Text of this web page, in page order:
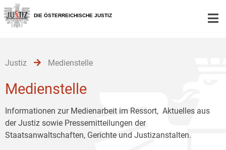
Zur
Hauptnavigation
[1]
Zum
Inhalt
[2]
Zum
Untermenü
[3]
DIE ÖSTERREICHISCHE JUSTIZ
Justiz Medienstelle
Medienstelle
Informationen zur Medienarbeit im Ressort, Aktuelles aus
der Justiz sowie Pressemitteilungen der
Staatsanwaltschaften, Gerichte und Justizanstalten.